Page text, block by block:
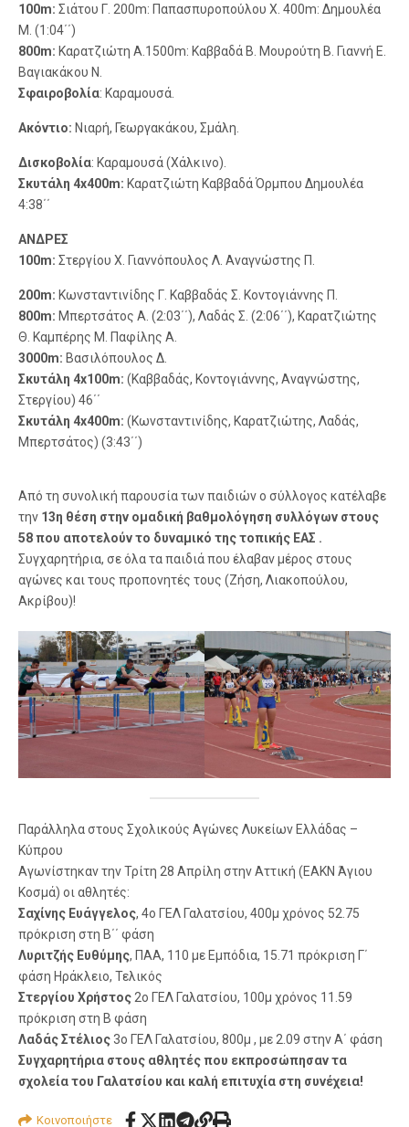
100m: Σιάτου Γ. 200m: Παπασπυροπούλου Χ. 400m: Δημουλέα
Μ. (1:04΄΄)
800m: Καρατζιώτη Α.1500m: Καββαδά Β. Μουρούτη Β. Γιαννή Ε.
Βαγιακάκου Ν.
Σφαιροβολία: Καραμουσά.
Ακόντιο: Νιαρή, Γεωργακάκου, Σμάλη.
Δισκοβολία: Καραμουσά (Χάλκινο).
Σκυτάλη 4x400m: Καρατζιώτη Καββαδά Όρμπου Δημουλέα
4:38΄΄
ΑΝΔΡΕΣ
100m: Στεργίου Χ. Γιαννόπουλος Λ. Αναγνώστης Π.
200m: Κωνσταντινίδης Γ. Καββαδάς Σ. Κοντογιάννης Π.
800m: Μπερτσάτος Α. (2:03΄΄), Λαδάς Σ. (2:06΄΄), Καρατζιώτης
Θ. Καμπέρης Μ. Παφίλης Α.
3000m: Βασιλόπουλος Δ.
Σκυτάλη 4x100m: (Καββαδάς, Κοντογιάννης, Αναγνώστης,
Στεργίου) 46΄΄
Σκυτάλη 4x400m: (Κωνσταντινίδης, Καρατζιώτης, Λαδάς,
Μπερτσάτος) (3:43΄΄)
Από τη συνολική παρουσία των παιδιών ο σύλλογος κατέλαβε
την 13η θέση στην ομαδική βαθμολόγηση συλλόγων στους
58 που αποτελούν το δυναμικό της τοπικής ΕΑΣ .
Συγχαρητήρια, σε όλα τα παιδιά που έλαβαν μέρος στους
αγώνες και τους προπονητές τους (Ζήση, Λιακοπούλου,
Ακρίβου)!
Παράλληλα στους Σχολικούς Αγώνες Λυκείων Ελλάδας –
Κύπρου
Αγωνίστηκαν την Τρίτη 28 Απρίλη στην Αττική (ΕΑΚΝ Άγιου
Κοσμά) οι αθλητές:
Σαχίνης Ευάγγελος, 4ο ΓΕΛ Γαλατσίου, 400μ χρόνος 52.75
πρόκριση στη Β΄΄ φάση
Λυριτζής Ευθύμης, ΠΑΑ, 110 με Εμπόδια, 15.71 πρόκριση Γ΄
φάση Ηράκλειο, Τελικός
Στεργίου Χρήστος 2ο ΓΕΛ Γαλατσίου, 100μ χρόνος 11.59
πρόκριση στη Β φάση
Λαδάς Στέλιος3ο ΓΕΛ Γαλατσίου, 800μ , με 2.09 στην Α΄ φάση
Συγχαρητήρια στους αθλητές που εκπροσώπησαν τα
σχολεία του Γαλατσίου και καλή επιτυχία στη συνέχεια!
Κοινοποιήστε